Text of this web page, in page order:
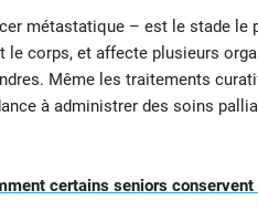
métastatique – est le stade le
corps, et affecte plusieurs
Même les traitements
à administrer des soins
certains seniors